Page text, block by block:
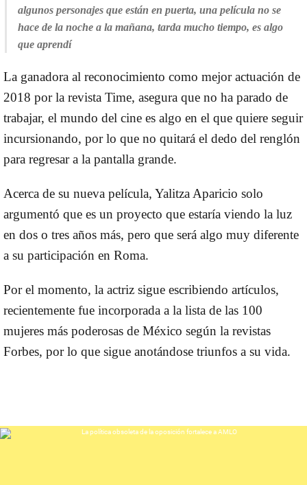
algunos personajes que están en puerta, una película no se
hace de la noche a la mañana, tarda mucho tiempo, es algo
que aprendí
La ganadora al reconocimiento como mejor actuación de
2018 por la revista Time, asegura que no ha parado de
trabajar, el mundo del cine es algo en el que quiere seguir
incursionando, por lo que no quitará el dedo del renglón
para regresar a la pantalla grande.
Acerca de su nueva película, Yalitza Aparicio solo
argumentó que es un proyecto que estaría viendo la luz
en dos o tres años más, pero que será algo muy diferente
a su participación en Roma.
Por el momento, la actriz sigue escribiendo artículos,
recientemente fue incorporada a la lista de las 100
mujeres más poderosas de México según la revistas
Forbes, por lo que sigue anotándose triunfos a su vida.